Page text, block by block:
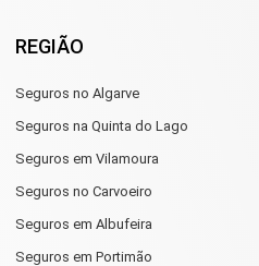
REGIÃO
Seguros no Algarve
Seguros na Quinta do Lago
Seguros em Vilamoura
Seguros no Carvoeiro
Seguros em Albufeira
Seguros em Portimão